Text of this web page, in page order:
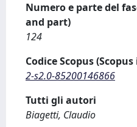
Numero e parte del
and part)
124
Codice Scopus
2-s2.0-85200146866
Tutti gli autori
Biagetti, Claudio